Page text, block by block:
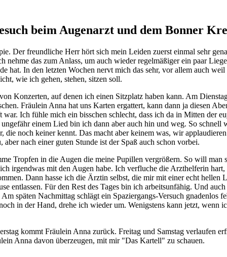
beim Augenarzt und dem Bonner
Der freundliche Herr hört sich mein Leiden zuerst einmal sehr
das zum Anlass, um auch wieder regelmäßiger ein paar
hat. In den letzten Wochen nervt mich das sehr, vor allem auch
wie ich gehen, stehen, sitzen soll.
Konzerten, auf denen ich einen Sitzplatz haben kann. Am
Fräulein Anna hat uns Karten ergattert, kann dann ja diesen
Ich fühle mich ein bisschen schlecht, dass ich da in Mitten der
einem Lied bin ich dann aber auch hin und weg. So
noch keiner kennt. Das macht aber keinem was, wir
nach einer guten Stunde ist der Spaß auch schon vorbei.
Tropfen in die Augen die meine Pupillen vergrößern. So will man
irgendwas mit den Augen habe. Ich verfluche die Arzthelferin
Dann hasse ich die Ärztin selbst, die mir mit einer echt hellen
Für den Rest des Tages bin ich arbeitsunfähig. Und
späten Nachmittag schlägt ein Spaziergangs-Versuch gnadenlos
in der Hand, drehe ich wieder um. Wenigstens kann jetzt, wenn
kommt Fräulein Anna zurück. Freitag und Samstag verlaufen
Anna davon überzeugen, mit mir "Das Kartell" zu schauen.